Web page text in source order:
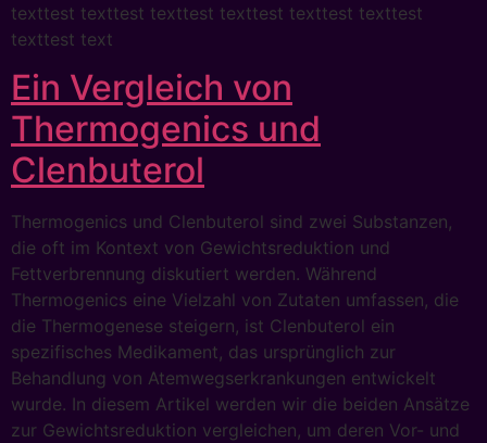
texttest texttest texttest texttest texttest texttest
texttest text
Ein Vergleich von
Thermogenics und
Clenbuterol
Thermogenics und Clenbuterol sind zwei Substanzen,
die oft im Kontext von Gewichtsreduktion und
Fettverbrennung diskutiert werden. Während
Thermogenics eine Vielzahl von Zutaten umfassen, die
die Thermogenese steigern, ist Clenbuterol ein
spezifisches Medikament, das ursprünglich zur
Behandlung von Atemwegserkrankungen entwickelt
wurde. In diesem Artikel werden wir die beiden Ansätze
zur Gewichtsreduktion vergleichen, um deren Vor- und